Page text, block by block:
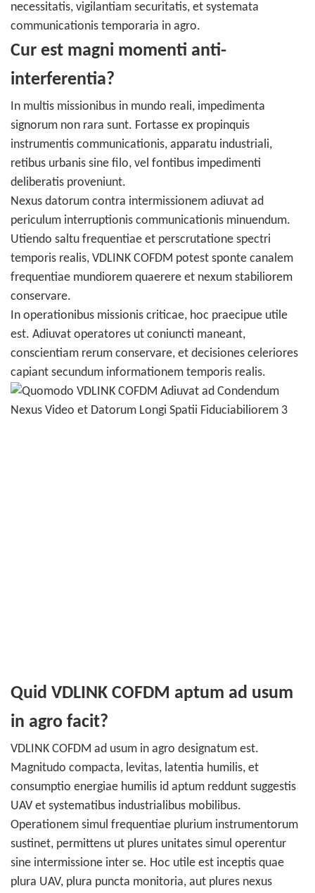
necessitatis, vigilantiam securitatis, et systemata
communicationis temporaria in agro.
Cur est magni momenti anti-
interferentia?
In multis missionibus in mundo reali, impedimenta
signorum non rara sunt. Fortasse ex propinquis
instrumentis communicationis, apparatu industriali,
retibus urbanis sine filo, vel fontibus impedimenti
deliberatis proveniunt.
Nexus datorum contra intermissionem adiuvat ad
periculum interruptionis communicationis minuendum.
Utiendo saltu frequentiae et perscrutatione spectri
temporis realis, VDLINK COFDM potest sponte canalem
frequentiae mundiorem quaerere et nexum stabiliorem
conservare.
In operationibus missionis criticae, hoc praecipue utile
est. Adiuvat operatores ut coniuncti maneant,
conscientiam rerum conservare, et decisiones celeriores
capiant secundum informationem temporis realis.
Quid VDLINK COFDM aptum ad usum
in agro facit?
VDLINK COFDM ad usum in agro designatum est.
Magnitudo compacta, levitas, latentia humilis, et
consumptio energiae humilis id aptum reddunt suggestis
UAV et systematibus industrialibus mobilibus.
Operationem simul frequentiae plurium instrumentorum
sustinet, permittens ut plures unitates simul operentur
sine intermissione inter se. Hoc utile est inceptis quae
plura UAV, plura puncta monitoria, aut plures nexus